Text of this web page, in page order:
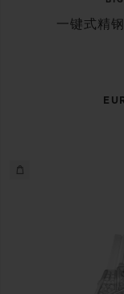
一键式精